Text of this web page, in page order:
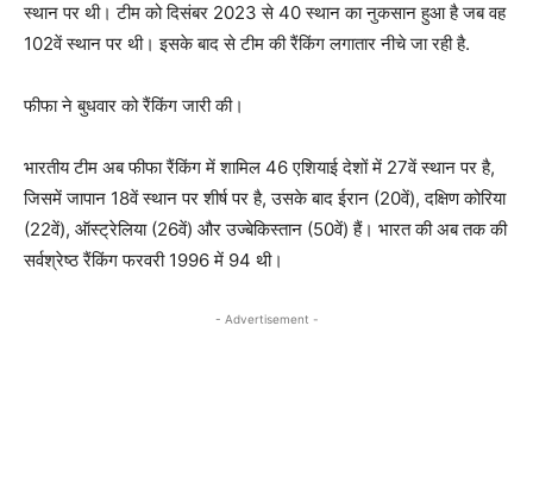
स्थान पर थी। टीम को दिसंबर 2023 से 40 स्थान का नुकसान हुआ है जब वह
102वें स्थान पर थी। इसके बाद से टीम की रैंकिंग लगातार नीचे जा रही है.
फीफा ने बुधवार को रैंकिंग जारी की।
भारतीय टीम अब फीफा रैंकिंग में शामिल 46 एशियाई देशों में 27वें स्थान पर है,
जिसमें जापान 18वें स्थान पर शीर्ष पर है, उसके बाद ईरान (20वें), दक्षिण कोरिया
(22वें), ऑस्ट्रेलिया (26वें) और उज्बेकिस्तान (50वें) हैं। भारत की अब तक की
सर्वश्रेष्ठ रैंकिंग फरवरी 1996 में 94 थी।
- Advertisement -